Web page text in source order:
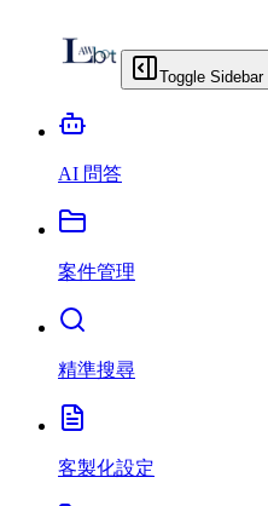
Toggle Sidebar
AI 問答
案件管理
精準搜尋
客製化設定